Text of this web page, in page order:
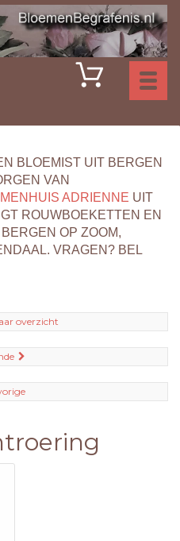
BLOEMIST UIT BERGEN
VAN
ADRIENNE UIT
ROUWBOEKETTEN EN
OP ZOOM,
VRAGEN? BEL
overzicht